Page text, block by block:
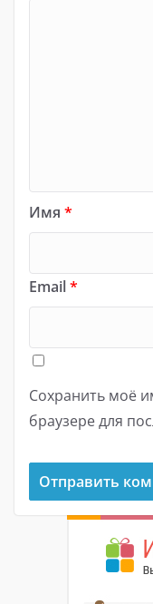
Имя *
Email*
Сохранить моё
браузере для